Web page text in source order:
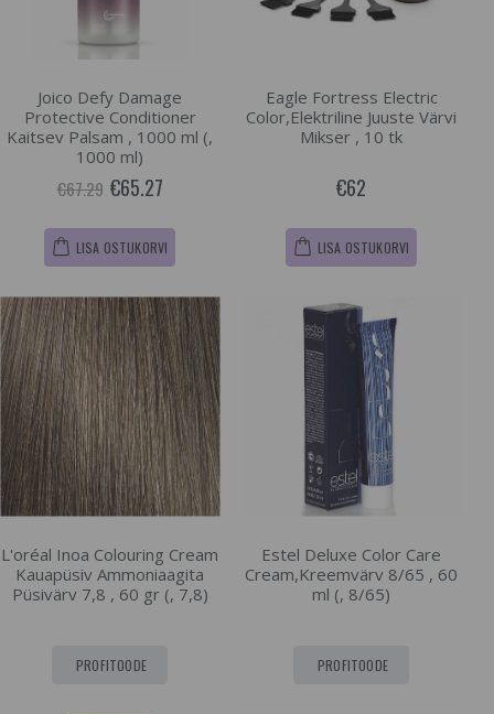
Joico Defy Damage
Protective Conditioner
Kaitsev Palsam , 1000 ml (,
1000 ml)
€67.29 €65.27
LISA OSTUKORVI
Eagle Fortress Electric
Color,Elektriline Juuste Värvi
Mikser , 10 tk
€62
LISA OSTUKORVI
L'oréal Inoa Colouring Cream
Kauapüsiv Ammoniaagita
Püsivärv 7,8 , 60 gr (, 7,8)
PROFITOODE
Estel Deluxe Color Care
Cream,Kreemvärv 8/65 , 60
ml (, 8/65)
PROFITOODE